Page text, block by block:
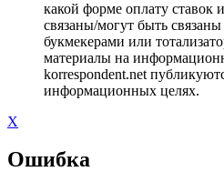
какой форме оплату ставок
связаны/могут быть
букмекерами или
материалы на
korrespondent.net
информационных целях.
X
Ошибка